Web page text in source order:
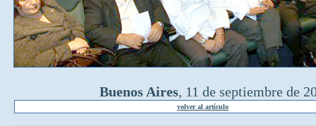
Buenos Aires, 11 de septiembre de
volver al artículo